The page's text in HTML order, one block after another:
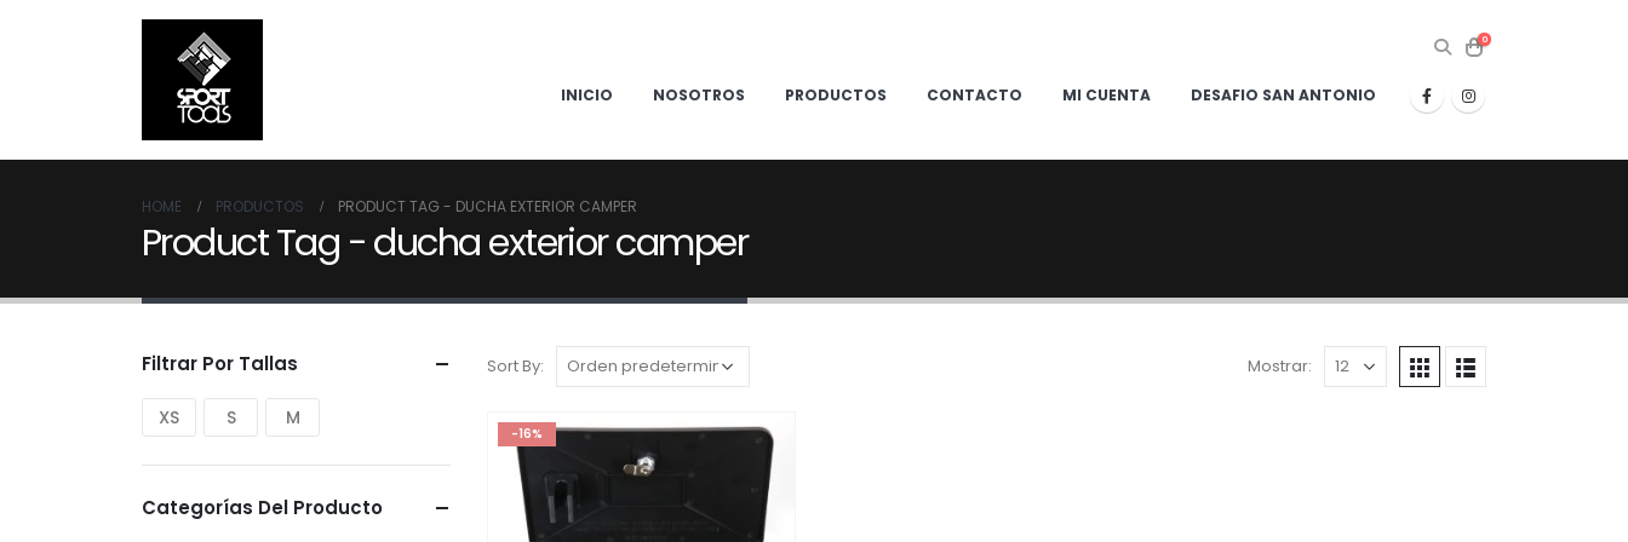
0
INICIO NOSOTROS PRODUCTOS CONTACTO MI CUENTA DESAFIO SAN ANTONIO
HOME PRODUCTOS PRODUCT TAG - DUCHA EXTERIOR CAMPER
Product Tag - ducha exterior camper
Sort By: Mostrar:
-16%
Filtrar Por Tallas
XS S M
Categorías Del Producto